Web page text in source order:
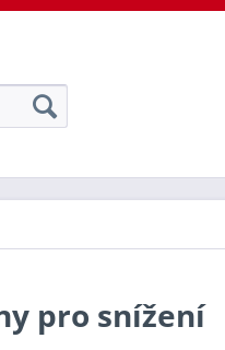
pro snížení